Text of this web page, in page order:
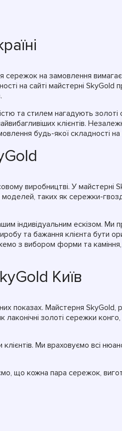
сережок на замовлення
на сайті майстерні SkyGold
та стилем нагадують золоті
клієнтів.
будь-якої складності на
виробництві. У майстерні
таких як сережки-
індивідуальним ескізом. Ми
та бажання клієнта бути
з вибором форми та
Київ
показах. Майстерня SkyGold,
золоті сережки конго,
Ми враховуємо всі
що кожна пара сережок,